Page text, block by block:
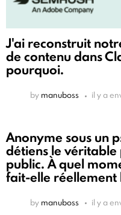
J'ai reconstruit
de contenu dans
pourquoi.
by manuboss il y a
Anonyme sous un
détiens le
public. À quel
fait-elle réellement
by manuboss il y a